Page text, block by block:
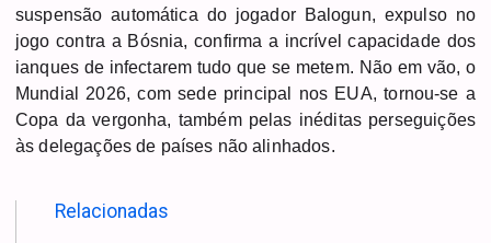
suspensão automática do jogador Balogun, expulso no
jogo contra a Bósnia, confirma a incrível capacidade dos
ianques de infectarem tudo que se metem. Não em vão, o
Mundial 2026, com sede principal nos EUA, tornou-se a
Copa da vergonha, também pelas inéditas perseguições
às delegações de países não alinhados.
Relacionadas